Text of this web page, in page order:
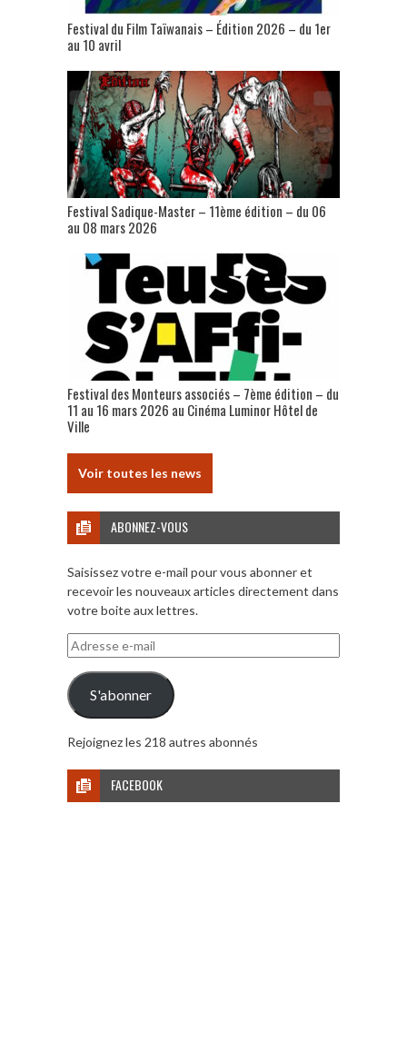
Festival du Film Taïwanais – Édition 2026 – du 1er
au 10 avril
Festival Sadique-Master – 11ème édition – du 06
au 08 mars 2026
Festival des Monteurs associés – 7ème édition – du
11 au 16 mars 2026 au Cinéma Luminor Hôtel de
Ville
Voir toutes les news
ABONNEZ-VOUS
Saisissez votre e-mail pour vous abonner et
recevoir les nouveaux articles directement dans
votre boite aux lettres.
Adresse
e-
mail
S'abonner
Rejoignez les 218 autres abonnés
FACEBOOK